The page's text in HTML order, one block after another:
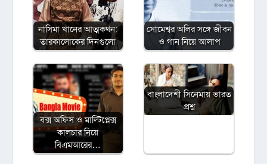
নাসিমা খানের আত্মকথন:
তারকালোকের দিনগুলো
সোমেশ্বর অলির সঙ্গে জীবন
ও গান নিয়ে আলাপ
বক্স অফিস ও মাল্টিপ্লেক্স
কালচার নিয়ে
বিএমআরের…
বাংলাদেশী সিনেমায় ভারত
প্রশ্ন